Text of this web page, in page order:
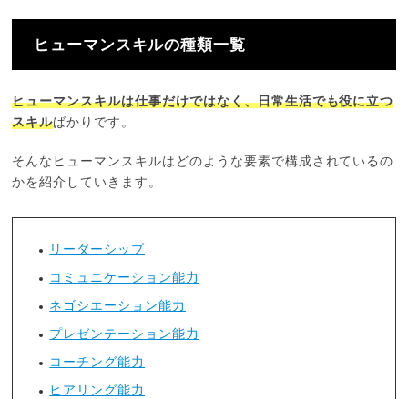
ヒューマンスキルの種類一覧
ヒューマンスキルは仕事だけではなく、日常生活でも役に立つ
スキルばかりです。
そんなヒューマンスキルはどのような要素で構成されているの
かを紹介していきます。
リーダーシップ
コミュニケーション能力
ネゴシエーション能力
プレゼンテーション能力
コーチング能力
ヒアリング能力